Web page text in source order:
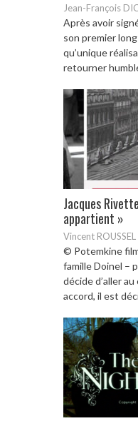
Jean-François
Après avoir
son premier
qu’unique
retourner
Jacques
appartient »
Vincent ROUSSEL
© Potemkine
famille Doinel –
décide d’aller au
accord, il est